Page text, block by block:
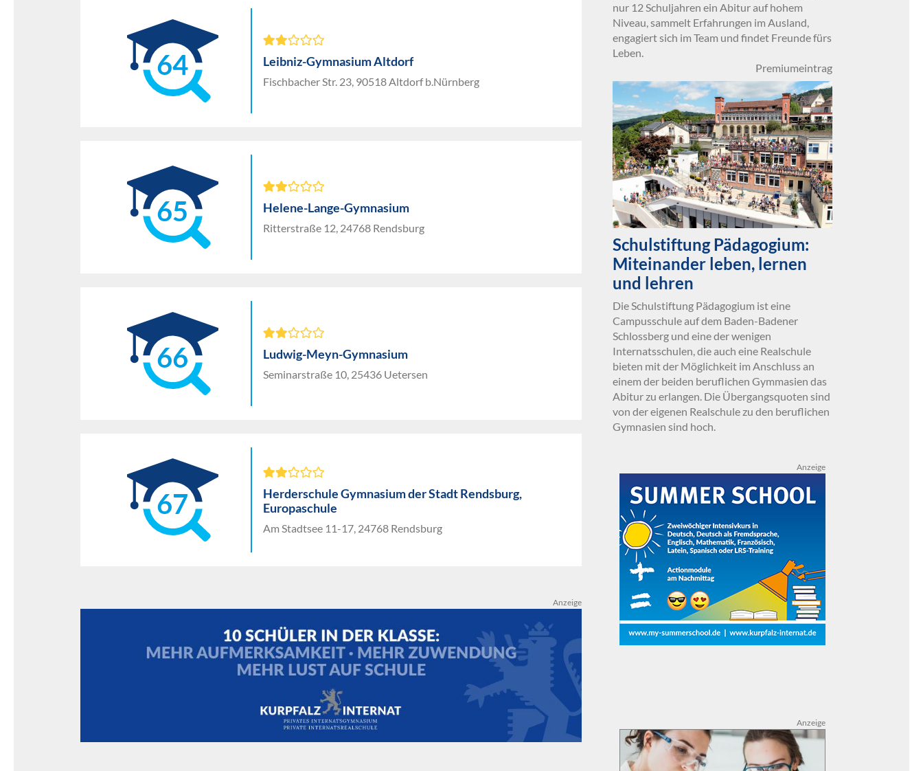
64 Leibniz-Gymnasium Altdorf
Fischbacher Str. 23, 90518 Altdorf b.Nürnberg
65 Helene-Lange-Gymnasium
Ritterstraße 12, 24768 Rendsburg
66 Ludwig-Meyn-Gymnasium
Seminarstraße 10, 25436 Uetersen
67
Herderschule Gymnasium der Stadt Rendsburg,
Europaschule
Am Stadtsee 11-17, 24768 Rendsburg
Anzeige
nur 12 Schuljahren ein Abitur auf hohem
Niveau, sammelt Erfahrungen im Ausland,
engagiert sich im Team und findet Freunde fürs
Leben.
Premiumeintrag
Schulstiftung Pädagogium:
Miteinander leben, lernen
und lehren
Die Schulstiftung Pädagogium ist eine
Campusschule auf dem Baden-Badener
Schlossberg und eine der wenigen
Internatsschulen, die auch eine Realschule
bieten mit der Möglichkeit im Anschluss an
einem der beiden beruflichen Gymmasien das
Abitur zu erlangen. Die Übergangsquoten sind
von der eigenen Realschule zu den beruflichen
Gymnasien sind hoch.
Anzeige
Anzeige